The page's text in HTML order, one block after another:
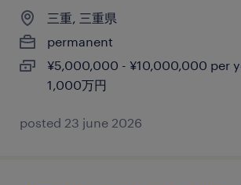
三重, 三重県
permanent
¥5,000,000 - ¥10,000,000 per
1,000万円
posted 23 june 2026